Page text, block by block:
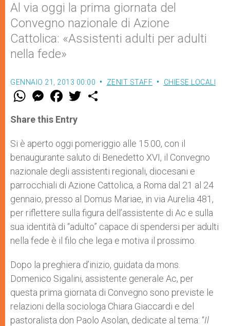
Al via oggi la prima giornata del
Convegno nazionale di Azione
Cattolica: «Assistenti adulti per adulti
nella fede»
GENNAIO 21, 2013 00:00 ZENIT STAFF CHIESE LOCALI
W
t
s
p
p
M
e
s
e
g
e
r
F
a
e
b
o
k
w
r
Share this Entry
Si è aperto oggi pomeriggio alle 15.00, con il
benaugurante saluto di Benedetto XVI, il Convegno
nazionale degli assistenti regionali, diocesani e
parrocchiali di Azione Cattolica, a Roma dal 21 al 24
gennaio, presso al Domus Mariae, in via Aurelia 481,
per riflettere sulla figura dell’assistente di Ac e sulla
sua identità di “adulto” capace di spendersi per adulti
nella fede è il filo che lega e motiva il prossimo.
Dopo la preghiera d’inizio, guidata da mons.
Domenico Sigalini, assistente generale Ac, per
questa prima giornata di Convegno sono previste le
relazioni della sociologa Chiara Giaccardi e del
pastoralista don Paolo Asolan, dedicate al tema: “Il